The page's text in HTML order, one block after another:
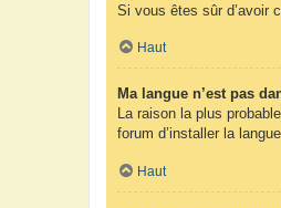
Si vous êtes sûr d’avoir
Haut
Ma langue n’est pas
La raison la plus
forum d’installer la
Haut